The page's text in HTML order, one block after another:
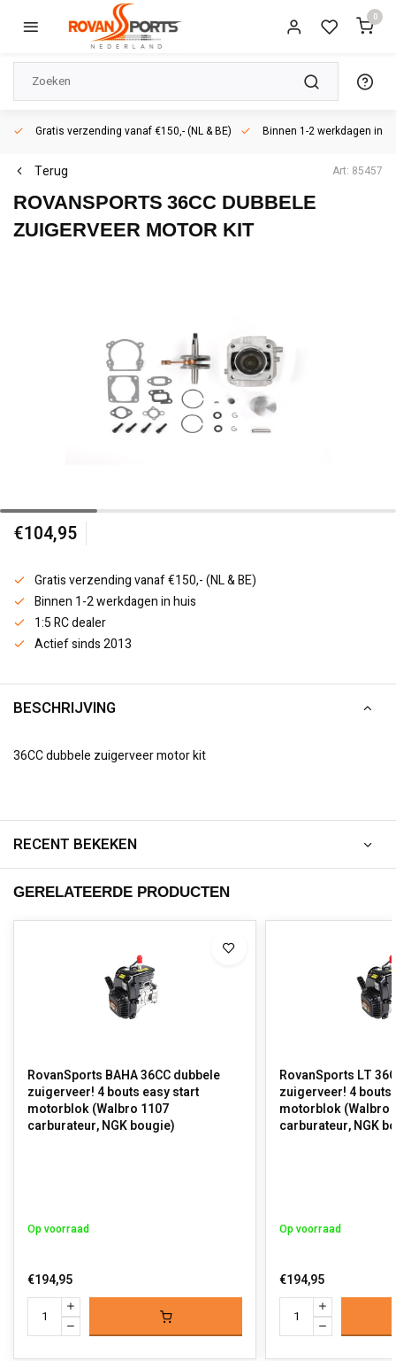
0
Gratis verzending vanaf €150,- (NL & BE) Binnen 1-2 werkdagen in
Terug Art: 85457
ROVANSPORTS 36CC DUBBELE
ZUIGERVEER MOTOR KIT
€104,95
Gratis verzending vanaf €150,- (NL & BE)
Binnen 1-2 werkdagen in huis
1:5 RC dealer
Actief sinds 2013
BESCHRIJVING
36CC dubbele zuigerveer motor kit
RECENT BEKEKEN
GERELATEERDE PRODUCTEN
RovanSports BAHA 36CC dubbele
zuigerveer! 4 bouts easy start
motorblok (Walbro 1107
carburateur, NGK bougie)
Op voorraad
€194,95
RovanSports LT
zuigerveer! 4 bouts
motorblok (Walbro
carburateur, NGK
Op voorraad
€194,95